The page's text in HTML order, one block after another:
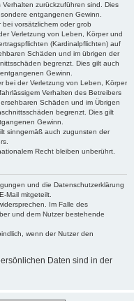
zurückzuführen sind. Dies
entgangenen Gewinn.
vorsätzlichem oder grob
Verletzung von Leben, Körper und
(Kardinalpflichten) auf
Schäden und im übrigen der
begrenzt. Dies gilt auch
Gewinn.
bei der Verletzung von Leben, Körper
Verhalten des Betreibers
Schäden und im Übrigen
begrenzt. Dies gilt
Gewinn.
sinngemäß auch zugunsten der
Recht bleiben unberührt.
und die Datenschutzerklärung
Mail mitgeteilt.
Im Falle des
und dem Nutzer bestehende
wenn der Nutzer den
Daten sind in der